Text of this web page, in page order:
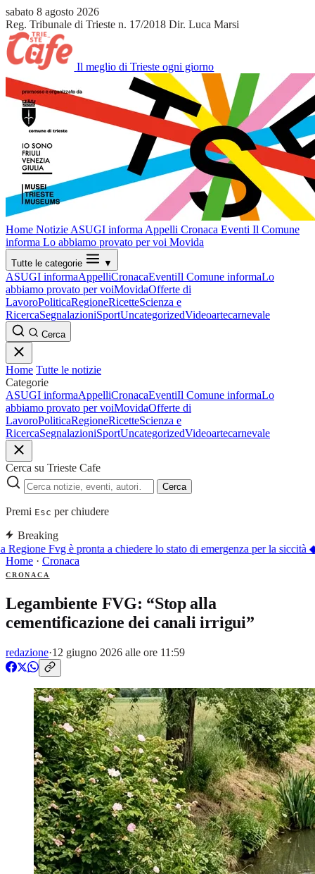
sabato 8 agosto 2026
Reg. Tribunale di Trieste n. 17/2018 Dir. Luca Marsi
Il meglio di Trieste ogni giorno
Home Notizie ASUGI informa Appelli Cronaca Eventi Il Comune
informa Lo abbiamo provato per voi Movida
Tutte le categorie ▼
ASUGI informaAppelliCronacaEventiIl Comune informaLo
abbiamo provato per voiMovidaOfferte di
LavoroPoliticaRegioneRicetteScienza e
RicercaSegnalazioniSportUncategorizedVideoartecarnevale
Cerca
Home Tutte le notizie
Categorie
ASUGI informaAppelliCronacaEventiIl Comune informaLo
abbiamo provato per voiMovidaOfferte di
LavoroPoliticaRegioneRicetteScienza e
RicercaSegnalazioniSportUncategorizedVideoartecarnevale
Cerca su Trieste Cafe
Cerca
Premi Esc per chiudere
Breaking
Regione Fvg è pronta a chiedere lo stato di emergenza per la siccità ◆
Home · Cronaca
CRONACA
Legambiente FVG: “Stop alla
cementificazione dei canali irrigui”
redazione·12 giugno 2026 alle ore 11:59